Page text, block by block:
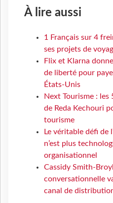
À lire aussi
1 Français sur 4
ses projets de
Flix et Klarna
de liberté pour
États-Unis
Next Tourisme : les
de Reda Kechouri
tourisme
Le véritable défi de
n’est plus
organisationnel
Cassidy Smith-
conversationnelle
canal de